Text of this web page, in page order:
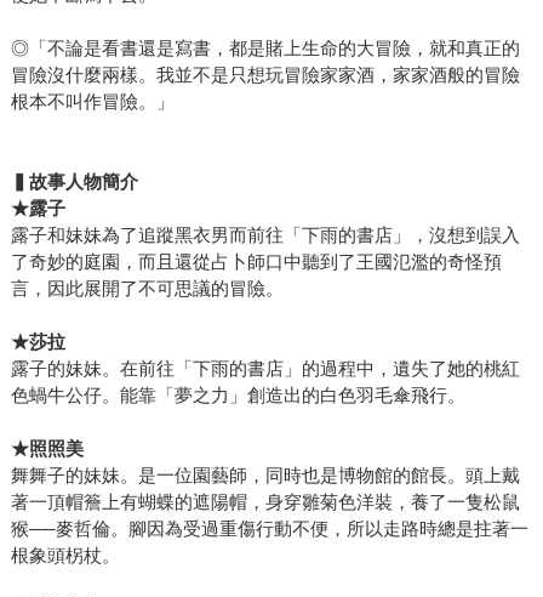
◎「不論是看書還是寫書，都是賭上生命的大冒險，就和真正的
冒險沒什麼兩樣。我並不是只想玩冒險家家酒，家家酒般的冒險
根本不叫作冒險。」
▍故事人物簡介
★露子
露子和妹妹為了追蹤黑衣男而前往「下雨的書店」，沒想到誤入
了奇妙的庭園，而且還從占卜師口中聽到了王國氾濫的奇怪預
言，因此展開了不可思議的冒險。
★莎拉
露子的妹妹。在前往「下雨的書店」的過程中，遺失了她的桃紅
色蝸牛公仔。能靠「夢之力」創造出的白色羽毛傘飛行。
★照照美
舞舞子的妹妹。是一位園藝師，同時也是博物館的館長。頭上戴
著一頂帽簷上有蝴蝶的遮陽帽，身穿雛菊色洋裝，養了一隻松鼠
猴──麥哲倫。腳因為受過重傷行動不便，所以走路時總是拄著一
根象頭柺杖。